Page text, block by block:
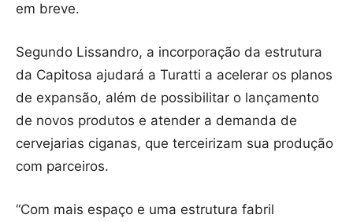
em breve.
Segundo Lissandro, a incorporação da estrutura
da Capitosa ajudará a Turatti a acelerar os planos
de expansão, além de possibilitar o lançamento
de novos produtos e atender a demanda de
cervejarias ciganas, que terceirizam sua produção
com parceiros.
“Com mais espaço e uma estrutura fabril